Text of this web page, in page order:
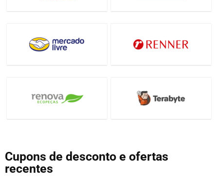
Cupons de desconto e ofertas
recentes